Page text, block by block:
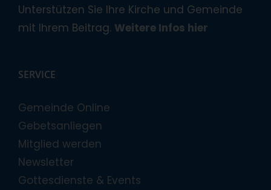
Unterstützen Sie Ihre Kirche und Gemeinde
mit Ihrem Beitrag. Weitere Infos hier
SERVICE
Gemeinde Online
Gebetsanliegen
Mitglied werden
Newsletter
Gottesdienste & Events